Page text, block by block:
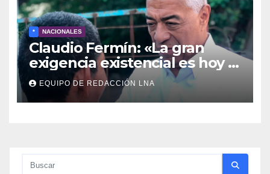
* NACIONALES
Claudio Fermín: «La gran
exigencia existencial es hoy la
defensa de la soberanía»
EQUIPO DE REDACCIÓN LNA